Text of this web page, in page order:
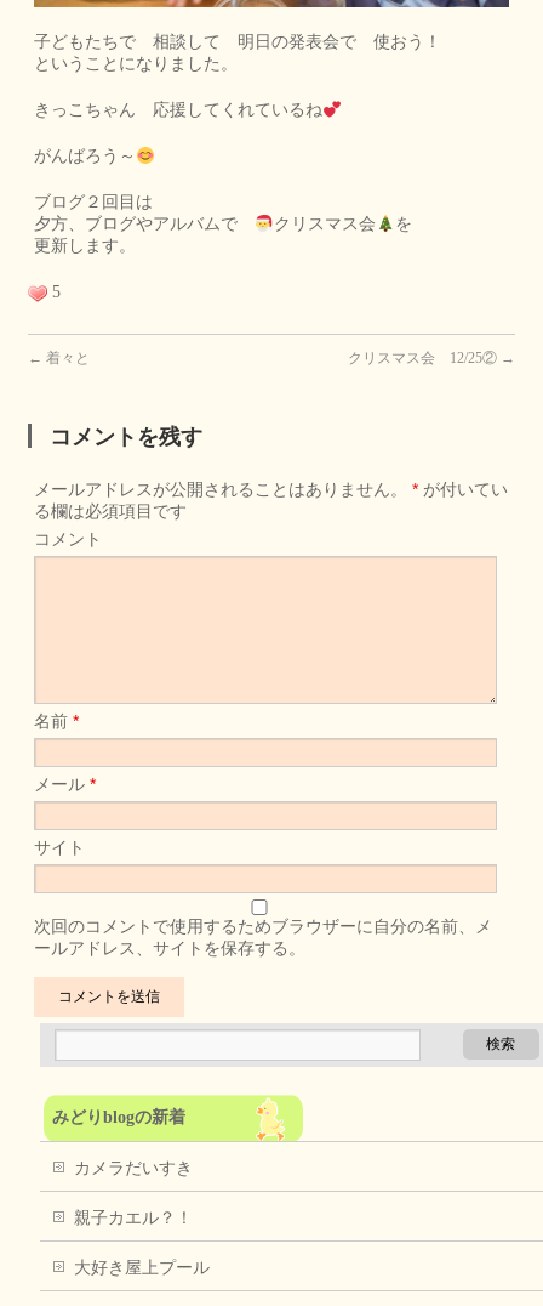
子どもたちで 相談して 明日の発表会で 使おう！
ということになりました。
きっこちゃん 応援してくれているね
がんばろう～
ブログ２回目は
夕方、ブログやアルバムで
クリスマス会
を
更新します。
5
← 着々と クリスマス会 12/25② →
コメントを残す
メールアドレスが公開されることはありません。 * が付いてい
る欄は必須項目です
コメント
名前*
メール*
サイト
次回のコメントで使用するためブラウザーに自分の名前、メ
ールアドレス、サイトを保存する。
みどりblogの新着
カメラだいすき
親子カエル？！
大好き屋上プール